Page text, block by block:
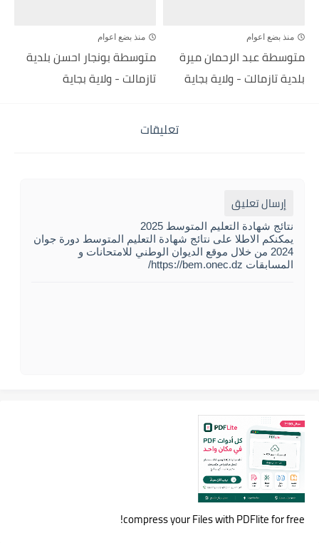
منذ بضع اعوام
متوسطة عبد الرحمان ميرة
بلدية تازمالت - ولاية بجاية
منذ بضع اعوام
متوسطة بونجار احسن بلدية
تازمالت - ولاية بجاية
تعليقات
إرسال تعليق
نتائج شهادة التعليم المتوسط 2025
يمكنكم الاطلا على نتائج شهادة التعليم المتوسط دورة جوان
2024 من خلال موقع الديوان الوطني للامتحانات و
المسابقات https://bem.onec.dz/
compress your Files with PDFlite for free!